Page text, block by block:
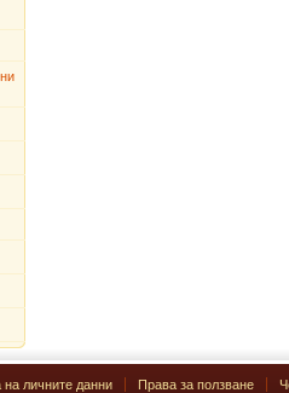
личните данни Права за ползване